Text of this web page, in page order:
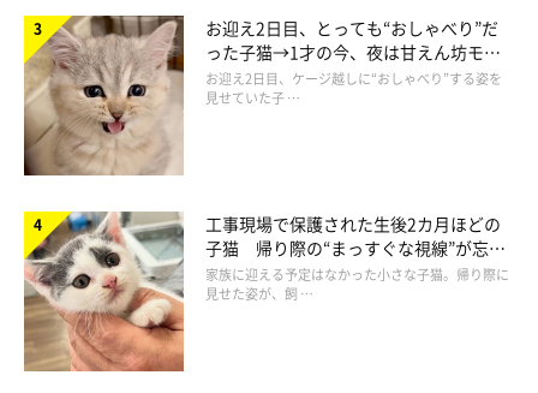
1才になったつくだにちゃんがこちら。
@yakinorikun0602
取材時には1才になったつくだにちゃん。成長期ということもあ
り、体も少しずつ大きくなってきたそうです。
ちゃんですが、今ではゴロゴロが鳴りやまないくらいの甘えん坊
さんになったといいます。
お迎え2日目、とっても“おしゃべり”だ
った子猫→1才の今、夜は甘えん坊モー
ドになるコに成長！
お迎え2日目、ケージ越しに“おしゃべり”する姿を
見せていた子 …
工事現場で保護された生後2カ月ほどの
子猫 帰り際の“まっすぐな視線”が忘れ
られず、家族の一員に
家族に迎える予定はなかった小さな子猫。帰り際に
見せた姿が、飼 …